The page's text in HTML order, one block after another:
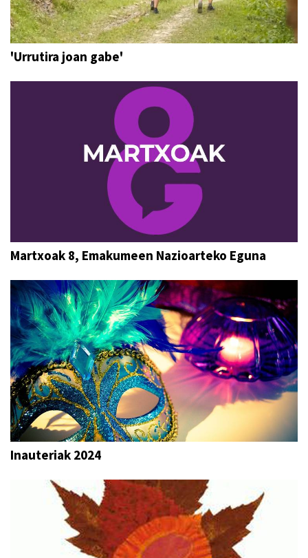
'Urrutira joan gabe'
Martxoak 8, Emakumeen Nazioarteko Eguna
Inauteriak 2024